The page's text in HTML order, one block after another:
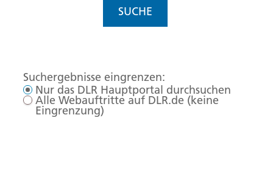
SUCHE
Suchergebnisse eingrenzen:
Nur das DLR Hauptportal durchsuchen
Alle Webauftritte auf DLR.de (keine
Eingrenzung)